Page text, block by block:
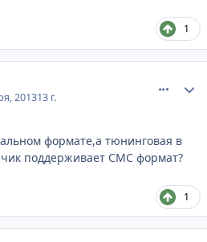
1
201313 г.
формате,а тюнинговая в
поддерживает СМС формат?
1